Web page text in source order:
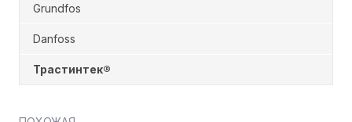
Grundfos
Danfoss
Трастинтек®